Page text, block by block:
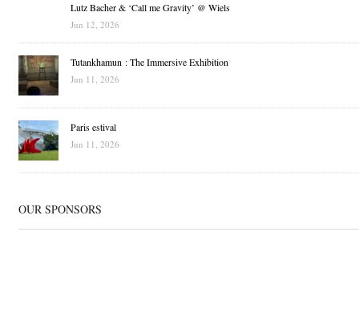
Lutz Bacher & ‘Call me Gravity’ @ Wiels
Jun 12, 2026
Tutankhamun : The Immersive Exhibition
Jun 11, 2026
Paris estival
Jun 11, 2026
OUR SPONSORS